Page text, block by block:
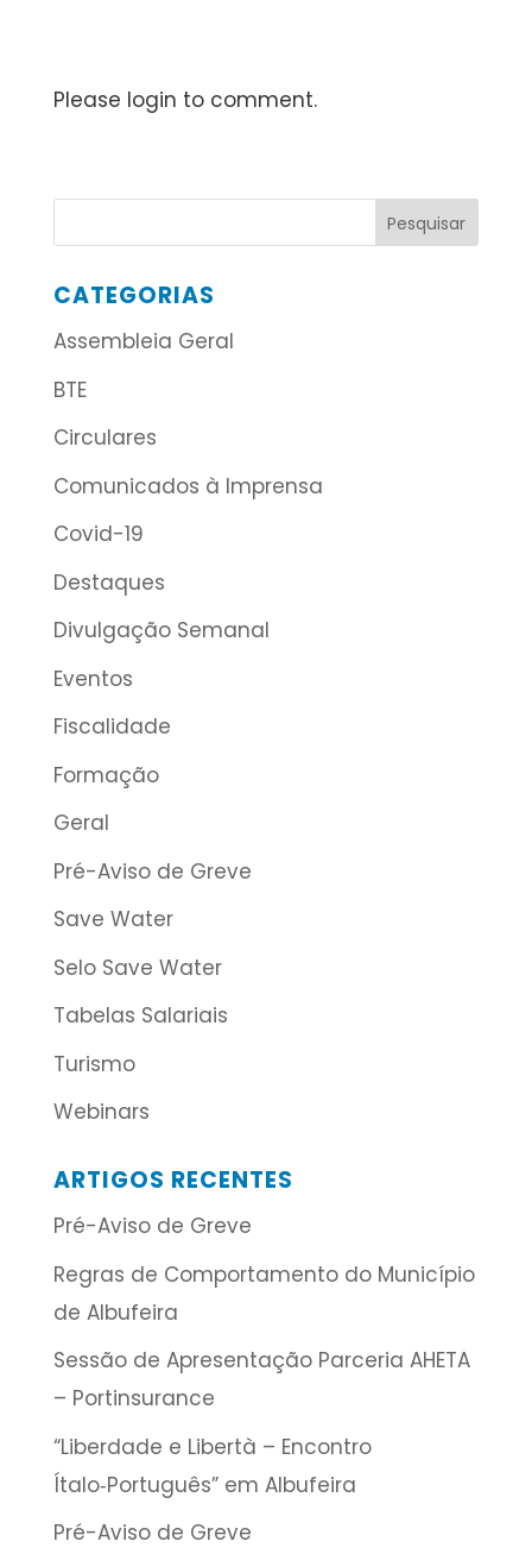
Please login to comment.
CATEGORIAS
Assembleia Geral
BTE
Circulares
Comunicados à Imprensa
Covid-19
Destaques
Divulgação Semanal
Eventos
Fiscalidade
Formação
Geral
Pré-Aviso de Greve
Save Water
Selo Save Water
Tabelas Salariais
Turismo
Webinars
ARTIGOS RECENTES
Pré-Aviso de Greve
Regras de Comportamento do Município
de Albufeira
Sessão de Apresentação Parceria AHETA
– Portinsurance
“Liberdade e Libertà – Encontro
Ítalo‑Português” em Albufeira
Pré-Aviso de Greve